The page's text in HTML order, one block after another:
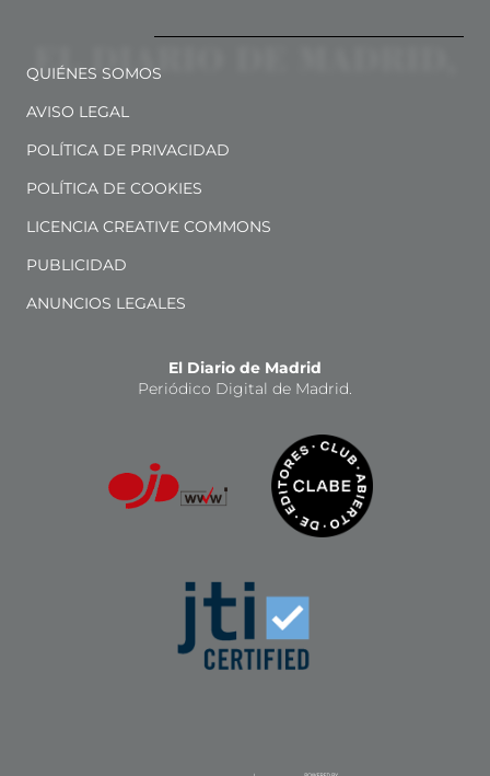
QUIÉNES SOMOS
AVISO LEGAL
POLÍTICA DE PRIVACIDAD
POLÍTICA DE COOKIES
LICENCIA CREATIVE COMMONS
PUBLICIDAD
ANUNCIOS LEGALES
El Diario de Madrid
Periódico Digital de Madrid.